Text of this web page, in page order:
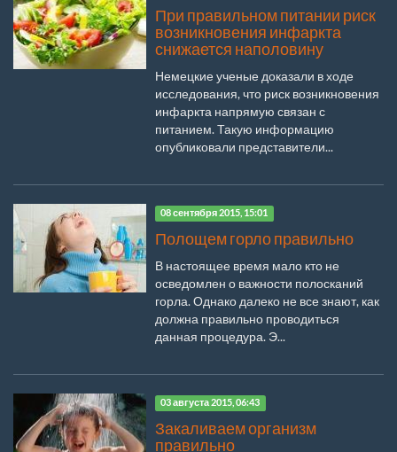
При правильном питании риск
возникновения инфаркта
снижается наполовину
Немецкие ученые доказали в ходе
исследования, что риск возникновения
инфаркта напрямую связан с
питанием. Такую информацию
опубликовали представители...
08 сентября 2015, 15:01
Полощем горло правильно
В настоящее время мало кто не
осведомлен о важности полосканий
горла. Однако далеко не все знают, как
должна правильно проводиться
данная процедура. Э...
03 августа 2015, 06:43
Закаливаем организм
правильно